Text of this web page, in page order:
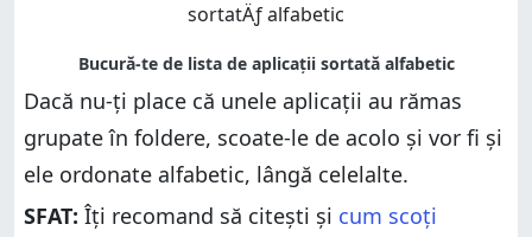
Dacă nu-ți place că unele aplicații au rămas
grupate în foldere, scoate-le de acolo și vor fi și
ele ordonate alfabetic, lângă celelalte.
SFAT: Îți recomand să citești și cum scoți